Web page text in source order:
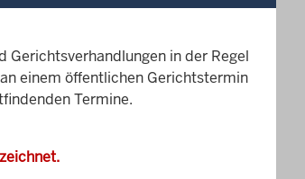
in der Regel
einem öffentlichen Gerichtstermin
Termine.